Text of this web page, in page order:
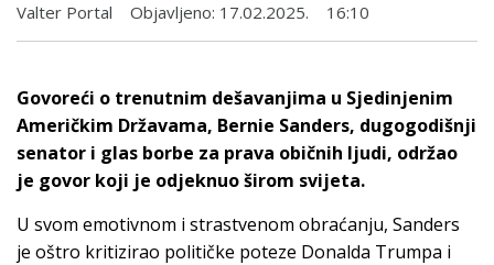
Valter Portal Objavljeno: 17.02.2025. 16:10
Govoreći o trenutnim dešavanjima u Sjedinjenim
Američkim Državama, Bernie Sanders, dugogodišnji
senator i glas borbe za prava običnih ljudi, održao
je govor koji je odjeknuo širom svijeta.
U svom emotivnom i strastvenom obraćanju, Sanders
je oštro kritizirao političke poteze Donalda Trumpa i